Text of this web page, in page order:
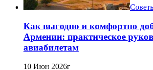
Как выгодно и комфортно
Армении: практическое
авиабилетам
10 Июн 2026г